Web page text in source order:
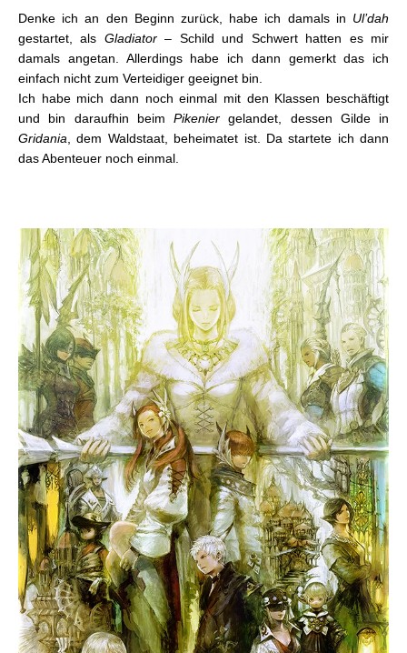
Denke ich an den Beginn zurück, habe ich damals in Ul’dah
gestartet, als Gladiator– Schild und Schwert hatten es mir
damals angetan. Allerdings habe ich dann gemerkt das ich
einfach nicht zum Verteidiger geeignet bin.
Ich habe mich dann noch einmal mit den Klassen beschäftigt
und bin daraufhin beim Pikenier gelandet, dessen Gilde in
Gridania , dem Waldstaat, beheimatet ist. Da startete ich dann
das Abenteuer noch einmal.